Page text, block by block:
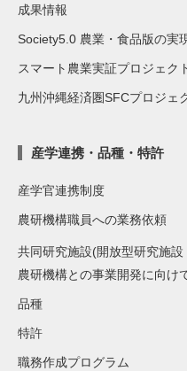
成果情報
Society5.0 農業・食品版の実
スマート農業実証プロジェク
九州沖縄経済圏SFCプロジェ
産学連携・品種・特許
産学官連携制度
農研機構職員への業務依頼
共同研究施設(開放型研究施
農研機構との事業開発に向け
品種
特許
職務作成プログラム